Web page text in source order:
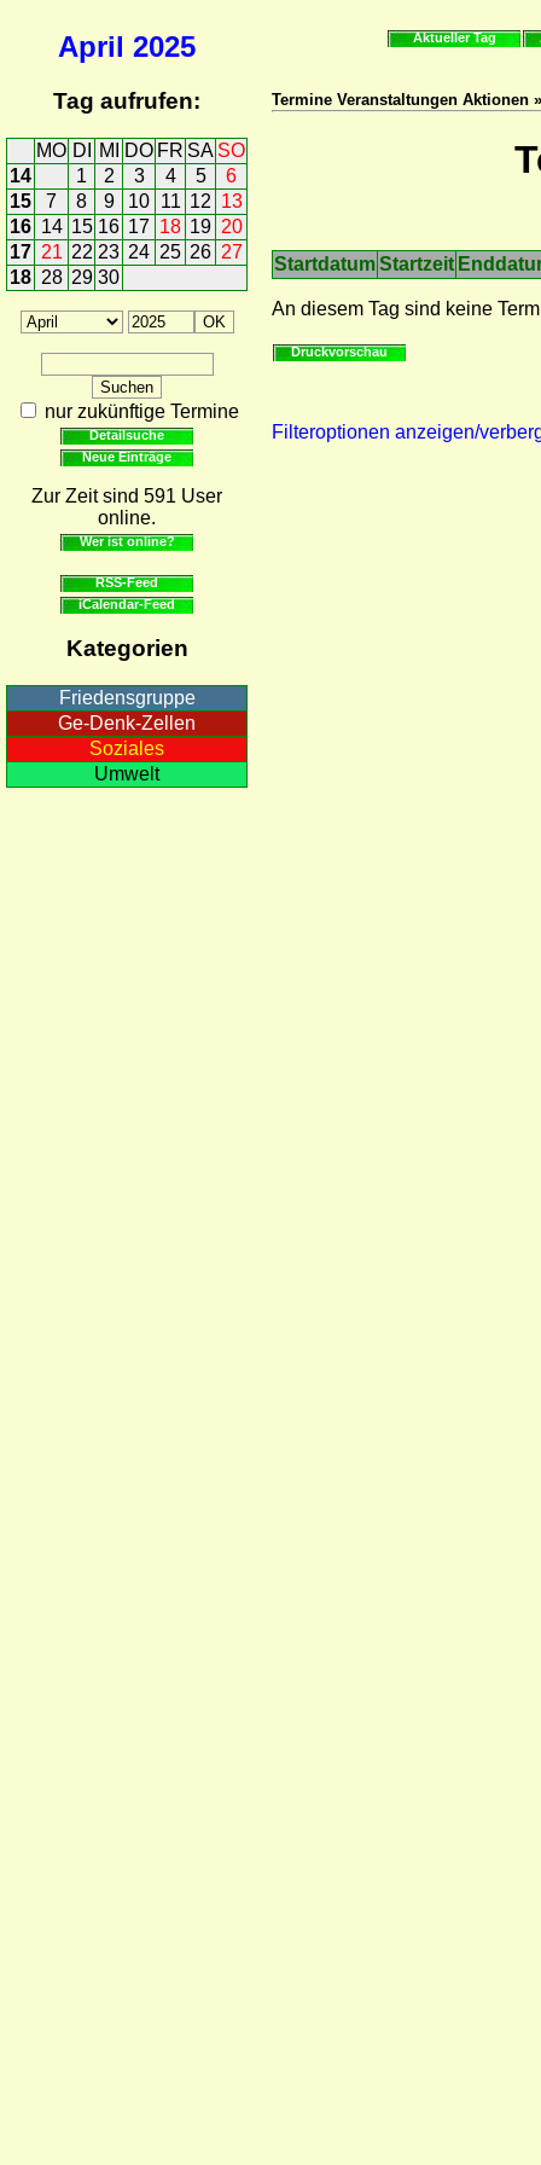
April 2025
Tag aufrufen:
MO DI MI DO FR SA SO
14
1 2 3 4 5
6
15
7 8 9 10 11 12 13
16 14 15 16 17 18 19 20
17 21 22 23 24 25 26 27
18 28 29 30
nur zukünftige Termine
Detailsuche
Neue Einträge
Zur Zeit sind 591 User
online.
Wer ist online?
RSS-Feed
iCalendar-Feed
Kategorien
Friedensgruppe
Ge-Denk-Zellen
Soziales
Umwelt
Aktueller Tag
Termine Veranstaltungen Aktionen
StartdatumStartzeit
An diesem Tag sind keine
Druckvorschau
Filteroptionen anzeigen/